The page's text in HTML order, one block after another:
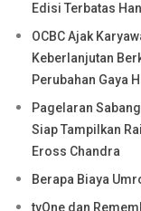
Edisi Terbatas
OCBC Ajak
Keberlanjutan
Perubahan Gaya
Pagelaran
Siap Tampilkan
Eross Chandra
Berapa Biaya
tvOne dan